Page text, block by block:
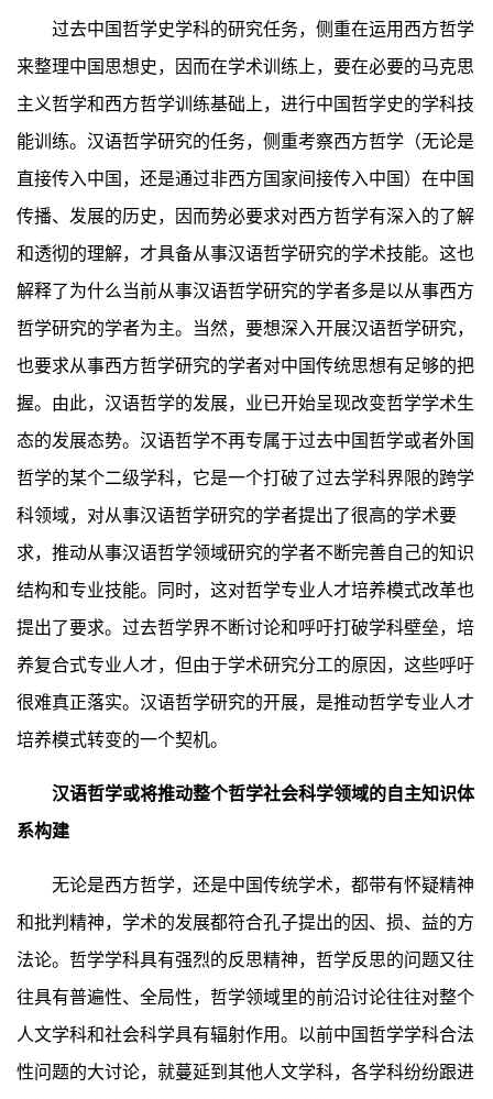
过去中国哲学史学科的研究任务，侧重在运用西方哲学
来整理中国思想史，因而在学术训练上，要在必要的马克思
主义哲学和西方哲学训练基础上，进行中国哲学史的学科技
能训练。汉语哲学研究的任务，侧重考察西方哲学（无论是
直接传入中国，还是通过非西方国家间接传入中国）在中国
传播、发展的历史，因而势必要求对西方哲学有深入的了解
和透彻的理解，才具备从事汉语哲学研究的学术技能。这也
解释了为什么当前从事汉语哲学研究的学者多是以从事西方
哲学研究的学者为主。当然，要想深入开展汉语哲学研究，
也要求从事西方哲学研究的学者对中国传统思想有足够的把
握。由此，汉语哲学的发展，业已开始呈现改变哲学学术生
态的发展态势。汉语哲学不再专属于过去中国哲学或者外国
哲学的某个二级学科，它是一个打破了过去学科界限的跨学
科领域，对从事汉语哲学研究的学者提出了很高的学术要
求，推动从事汉语哲学领域研究的学者不断完善自己的知识
结构和专业技能。同时，这对哲学专业人才培养模式改革也
提出了要求。过去哲学界不断讨论和呼吁打破学科壁垒，培
养复合式专业人才，但由于学术研究分工的原因，这些呼吁
很难真正落实。汉语哲学研究的开展，是推动哲学专业人才
培养模式转变的一个契机。
汉语哲学或将推动整个哲学社会科学领域的自主知识体
系构建
无论是西方哲学，还是中国传统学术，都带有怀疑精神
和批判精神，学术的发展都符合孔子提出的因、损、益的方
法论。哲学学科具有强烈的反思精神，哲学反思的问题又往
往具有普遍性、全局性，哲学领域里的前沿讨论往往对整个
人文学科和社会科学具有辐射作用。以前中国哲学学科合法
性问题的大讨论，就蔓延到其他人文学科，各学科纷纷跟进